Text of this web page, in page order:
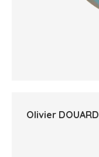
Olivier DOUARD